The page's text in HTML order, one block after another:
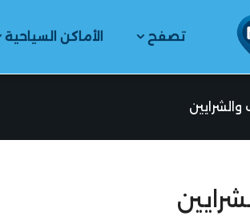
تصفح الأماكن السياحية
والشرايين